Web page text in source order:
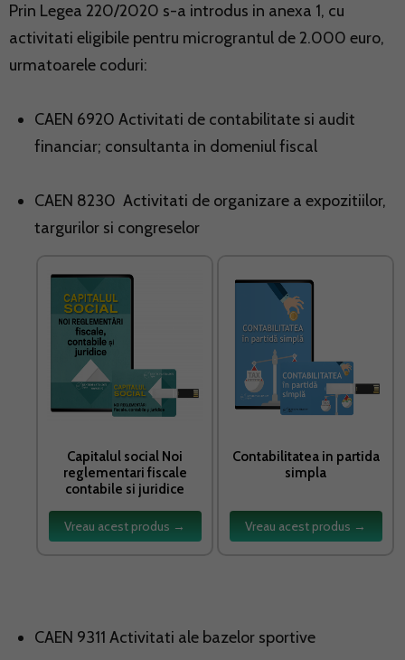
Prin Legea 220/2020 s-a introdus in anexa 1, cu
activitati eligibile pentru micrograntul de 2.000 euro,
urmatoarele coduri:
CAEN 6920 Activitati de contabilitate si audit
financiar; consultanta in domeniul fiscal
CAEN 8230 Activitati de organizare a expozitiilor,
targurilor si congreselor
Capitalul social Noi
reglementari fiscale
contabile si juridice
Vreau acest produs →
Contabilitatea in partida
simpla
Vreau acest produs →
CAEN 9311 Activitati ale bazelor sportive